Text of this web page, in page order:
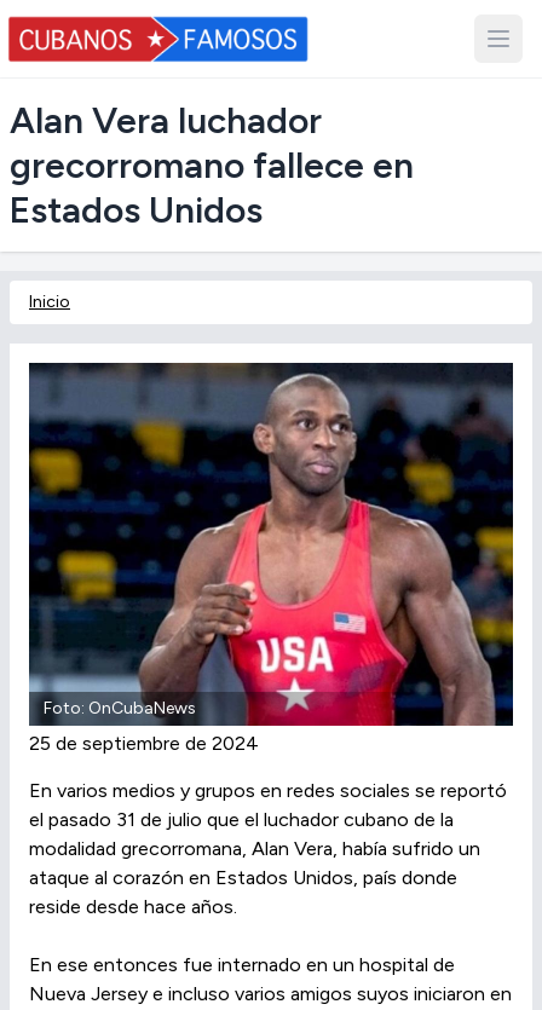
Alan Vera luchador
grecorromano fallece en
Estados Unidos
Inicio
Foto: OnCubaNews
25 de septiembre de 2024
En varios medios y grupos en redes sociales se reportó
el pasado 31 de julio que el luchador cubano de la
modalidad grecorromana, Alan Vera, había sufrido un
ataque al corazón en Estados Unidos, país donde
reside desde hace años.
En ese entonces fue internado en un hospital de
Nueva Jersey e incluso varios amigos suyos iniciaron en